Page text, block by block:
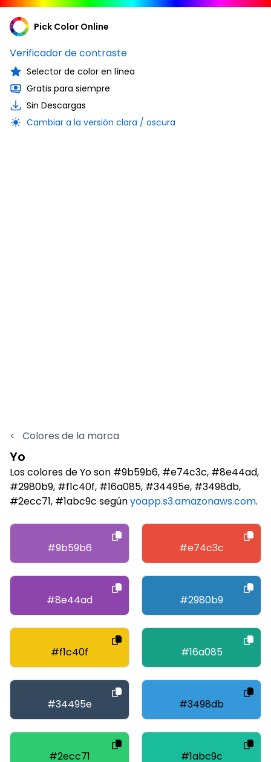
Pick Color Online
Verificador de contraste
Selector de color en línea
Gratis para siempre
Sin Descargas
Cambiar a la versión clara / oscura
< Colores de la marca
Yo
Los colores de Yo son #9b59b6, #e74c3c, #8e44ad,
#2980b9, #f1c40f, #16a085, #34495e, #3498db,
#2ecc71, #1abc9c segúnyoapp.s3.amazonaws.com.
#9b59b6 #e74c3c
#8e44ad #2980b9
#f1c40f #16a085
#34495e #3498db
#2ecc71 #1abc9c